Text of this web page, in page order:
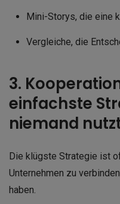
Mini-Storys, die eine
Vergleiche, die
3.
einfachste
niemand
Die klügste Strategie ist
Unternehmen zu
haben.